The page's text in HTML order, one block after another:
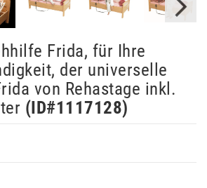
Frida, für Ihre
der universelle
von Rehastage inkl.
(ID#1117128)